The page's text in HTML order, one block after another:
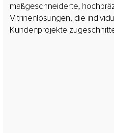
maßgeschneiderte,
Vitrinenlösungen, die
Kundenprojekte